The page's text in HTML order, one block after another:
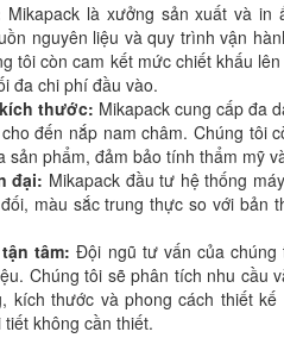
Mikapack là xưởng sản xuất và
nguyên liệu và quy trình vận
tôi còn cam kết mức chiết khấu
đa chi phí đầu vào.
thước: Mikapack cung cấp đa
đến nắp nam châm. Chúng tôi
sản phẩm, đảm bảo tính thẩm mỹ
đại: Mikapack đầu tư hệ thống
màu sắc trung thực so với bản
tâm: Đội ngũ tư vấn của
Chúng tôi sẽ phân tích nhu cầu
kích thước và phong cách thiết
không cần thiết.